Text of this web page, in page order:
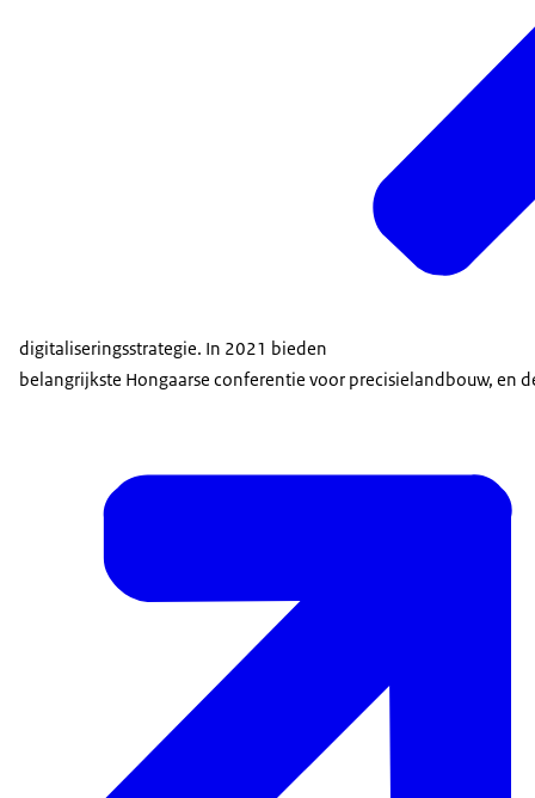
digitaliseringsstrategie. In 2021 bieden
belangrijkste Hongaarse conferentie voor precisielandbouw, en